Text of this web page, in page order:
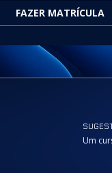
FAZER MATRÍCULA
Um